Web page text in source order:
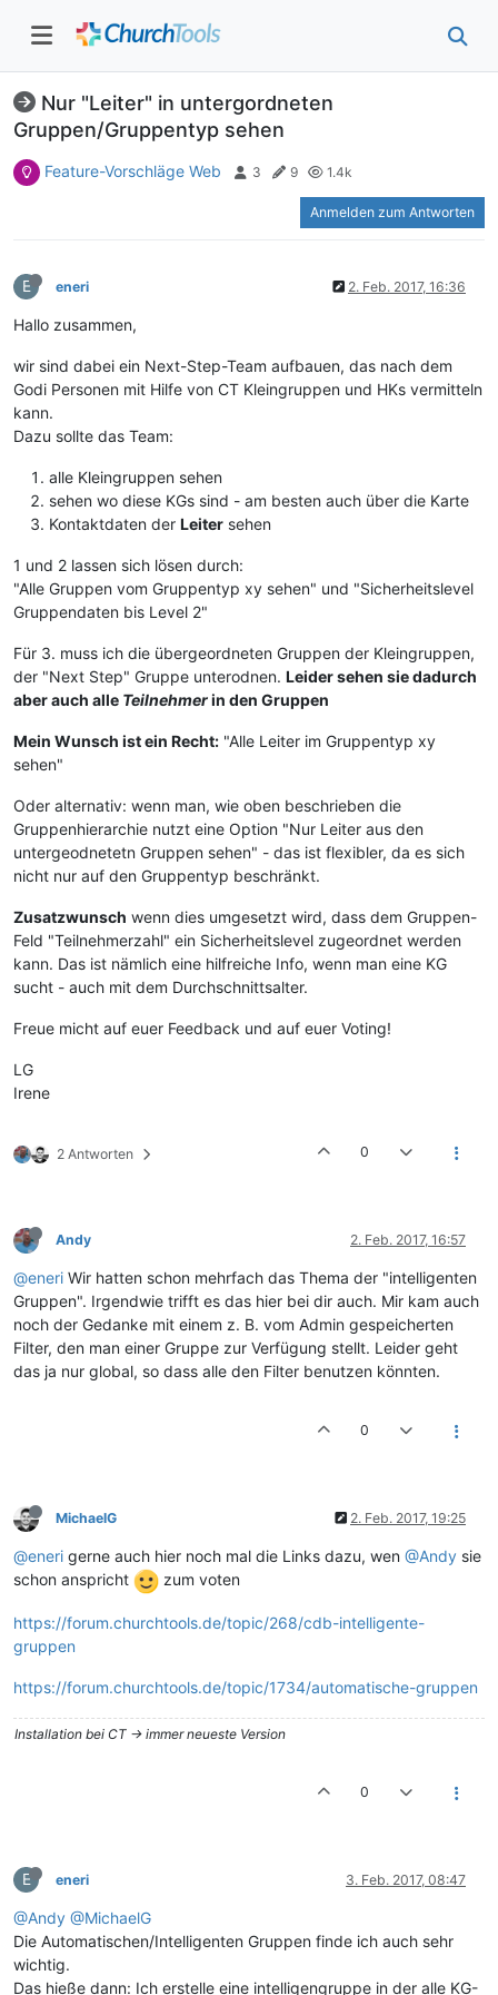
Nur "Leiter" in untergordneten
Gruppen/Gruppentyp sehen
Feature-Vorschläge Web 3 9 1.4k
Anmelden zum Antworten
E eneri 2. Feb. 2017, 16:36
Hallo zusammen,
wir sind dabei ein Next-Step-Team aufbauen, das nach dem
Godi Personen mit Hilfe von CT Kleingruppen und HKs vermitteln
kann.
Dazu sollte das Team:
alle Kleingruppen sehen
sehen wo diese KGs sind - am besten auch über die Karte
Kontaktdaten der Leiter sehen
1 und 2 lassen sich lösen durch:
"Alle Gruppen vom Gruppentyp xy sehen" und "Sicherheitslevel
Gruppendaten bis Level 2"
Für 3. muss ich die übergeordneten Gruppen der Kleingruppen,
der "Next Step" Gruppe unterodnen. Leider sehen sie dadurch
aber auch alle Teilnehmerin den Gruppen
Mein Wunsch ist ein Recht: "Alle Leiter im Gruppentyp xy
sehen"
Oder alternativ: wenn man, wie oben beschrieben die
Gruppenhierarchie nutzt eine Option "Nur Leiter aus den
untergeodnetetn Gruppen sehen" - das ist flexibler, da es sich
nicht nur auf den Gruppentyp beschränkt.
Zusatzwunsch wenn dies umgesetzt wird, dass dem Gruppen-
Feld "Teilnehmerzahl" ein Sicherheitslevel zugeordnet werden
kann. Das ist nämlich eine hilfreiche Info, wenn man eine KG
sucht - auch mit dem Durchschnittsalter.
Freue micht auf euer Feedback und auf euer Voting!
LG
Irene
2 Antworten 0
Andy 2. Feb. 2017, 16:57
@eneri Wir hatten schon mehrfach das Thema der "intelligenten
Gruppen". Irgendwie trifft es das hier bei dir auch. Mir kam auch
noch der Gedanke mit einem z. B. vom Admin gespeicherten
Filter, den man einer Gruppe zur Verfügung stellt. Leider geht
das ja nur global, so dass alle den Filter benutzen könnten.
0
MichaelG 2. Feb. 2017, 19:25
@eneri gerne auch hier noch mal die Links dazu, wen @Andy sie
schon anspricht
zum voten
https://forum.churchtools.de/topic/268/cdb-intelligente-
gruppen
https://forum.churchtools.de/topic/1734/automatische-gruppen
Installation bei CT -> immer neueste Version
0
E eneri 3. Feb. 2017, 08:47
@Andy @MichaelG
Die Automatischen/Intelligenten Gruppen finde ich auch sehr
wichtig.
Das hieße dann: Ich erstelle eine intelligengruppe in der alle KG-